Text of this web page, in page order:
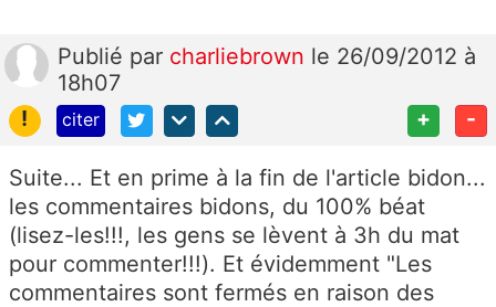
Publié par charliebrown le 26/09/2012 à
18h07
!
citer + -
Suite... Et en prime à la fin de l'article bidon...
les commentaires bidons, du 100% béat
(lisez-les!!!, les gens se lèvent à 3h du mat
pour commenter!!!). Et évidemment "Les
commentaires sont fermés en raison des